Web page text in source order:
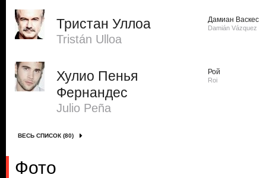
Тристан Уллоа
Tristán Ulloa
Дамиан Васкес
Damián Vázquez
Хулио Пенья
Фернандес
Julio Peña
Рой
Roi
ВЕСЬ СПИСОК (80)
Фото